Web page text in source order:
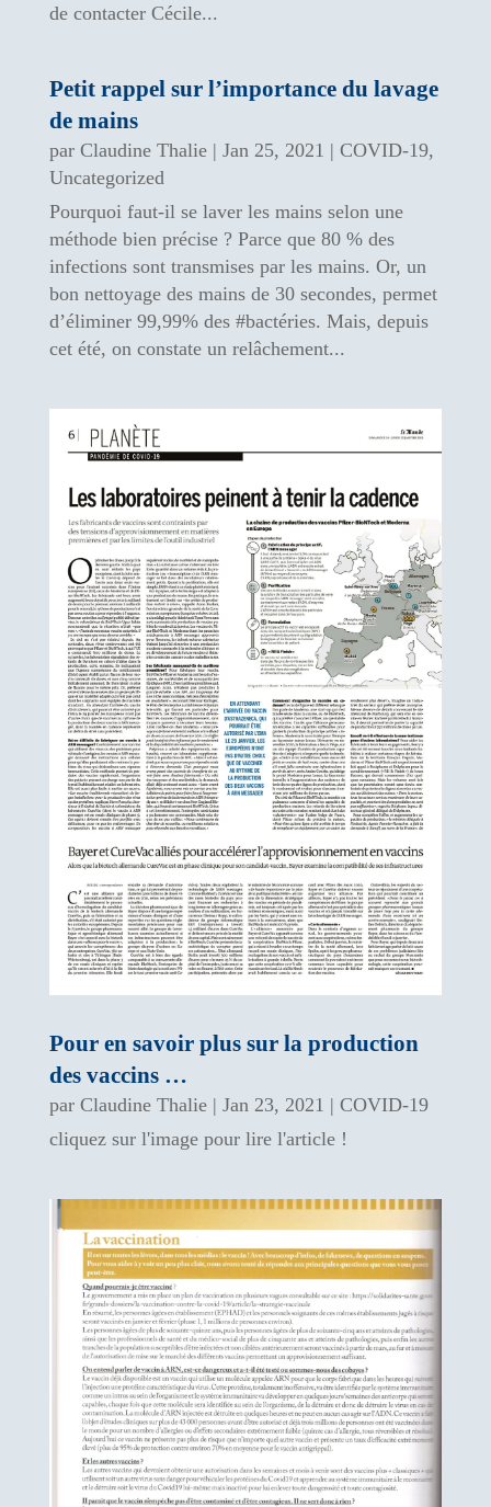
de contacter Cécile...
Petit rappel sur l’importance du lavage
de mains
par Claudine Thalie| Jan 25, 2021 | COVID-19,
Uncategorized
Pourquoi faut-il se laver les mains selon une
méthode bien précise ? Parce que 80 % des
infections sont transmises par les mains. Or, un
bon nettoyage des mains de 30 secondes, permet
d’éliminer 99,99% des #bactéries. Mais, depuis
cet été, on constate un relâchement...
Pour en savoir plus sur la production
des vaccins …
par Claudine Thalie| Jan 23, 2021 | COVID-19
cliquez sur l'image pour lire l'article !